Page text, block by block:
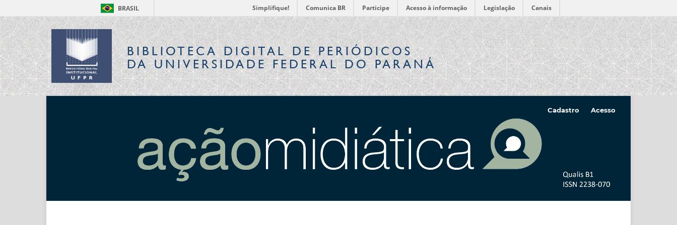
BRASIL Simplifique! Comunica BR Participe Acesso à informação Legislação Canais
BIBLIOTECA DIGITALDE PERIÓDICOS
DA UNIVERSIDADE FEDERAL DO PARANÁ
Cadastro Acesso